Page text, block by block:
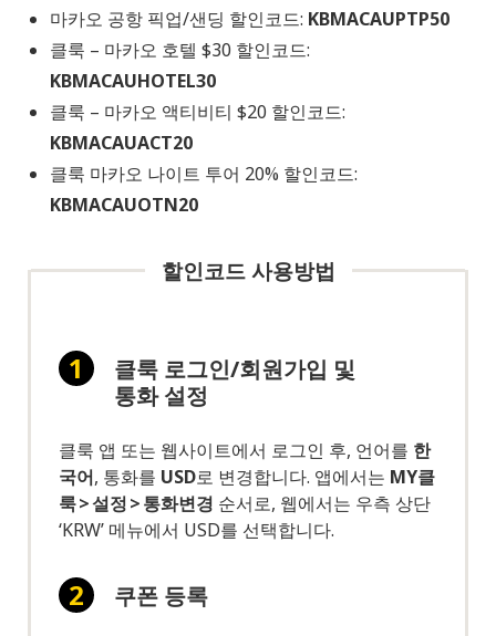
마카오 공항 픽업/샌딩 할인코드: KBMACAUPTP50
클룩 – 마카오 호텔 $30 할인코드:
KBMACAUHOTEL30
클룩 – 마카오 액티비티 $20 할인코드:
KBMACAUACT20
클룩 마카오 나이트 투어 20% 할인코드:
KBMACAUOTN20
할인코드 사용방법
클룩 로그인/회원가입 및
통화 설정
클룩 앱 또는 웹사이트에서 로그인 후, 언어를 한
국어, 통화를 USD로 변경합니다. 앱에서는 MY클
룩 > 설정 > 통화변경 순서로, 웹에서는 우측 상단
‘KRW’ 메뉴에서 USD를 선택합니다.
쿠폰 등록